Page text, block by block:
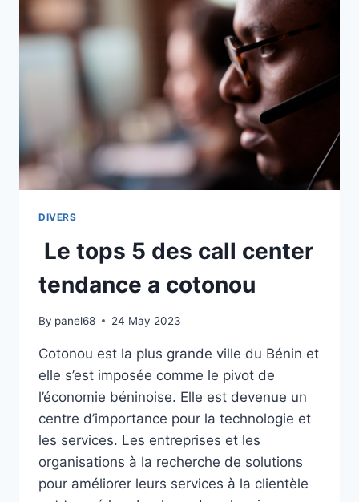
COMPARATEUR
CHEVEUX
DIVERS
Le tops 5 des call center
tendance a cotonou
By panel68 24 May 2023
Cotonou est la plus grande ville du Bénin et
elle s’est imposée comme le pivot de
l’économie béninoise. Elle est devenue un
centre d’importance pour la technologie et
les services. Les entreprises et les
organisations à la recherche de solutions
pour améliorer leurs services à la clientèle